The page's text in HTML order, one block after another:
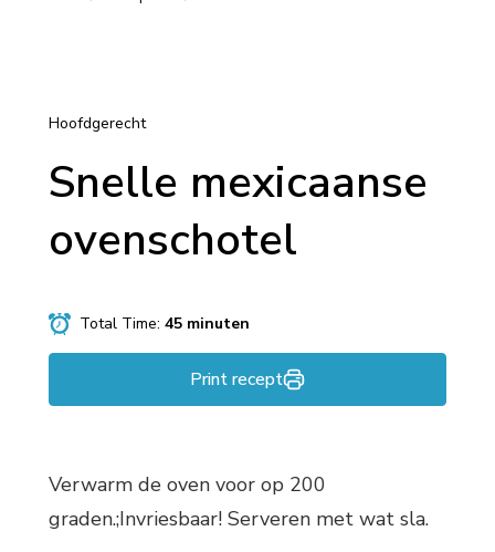
Hoofdgerecht
Snelle mexicaanse
ovenschotel
Total Time: 45 minuten
Print recept
Verwarm de oven voor op 200
graden.;Invriesbaar! Serveren met wat sla.